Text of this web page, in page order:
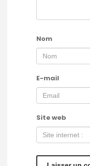
Nom
E-mail
Site web